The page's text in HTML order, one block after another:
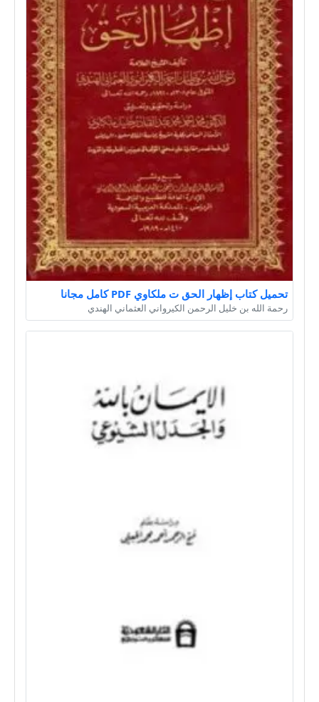
تحميل كتاب إظهار الحق ت ملكاوي PDF كامل مجانا
رحمة الله بن خليل الرحمن الكيرواني العثماني الهندي